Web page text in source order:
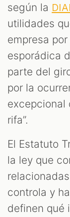
según la
utilidades
empresa
esporádica
parte del
por la
excepcional
rifa”.
El Estatuto
la ley que
controla y
definen qué